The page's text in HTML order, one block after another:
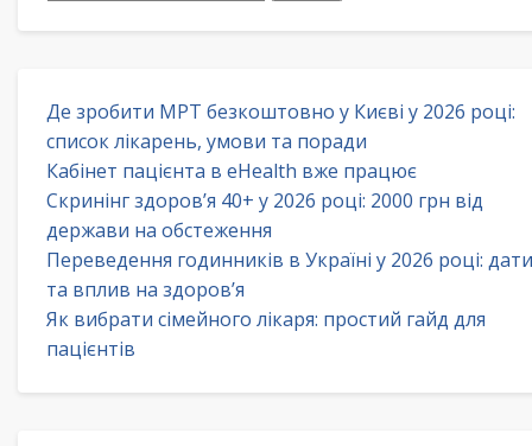
Де зробити МРТ безкоштовно у Києві у 2026 році:
список лікарень, умови та поради
Кабінет пацієнта в eHealth вже працює
Скринінг здоров’я 40+ у 2026 році: 2000 грн від
держави на обстеження
Переведення годинників в Україні у 2026 році: дати
та вплив на здоров’я
Як вибрати сімейного лікаря: простий гайд для
пацієнтів